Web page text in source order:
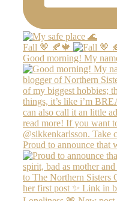
Fall 🤎 🍂🍁
Good morning! My
Proud to announce that